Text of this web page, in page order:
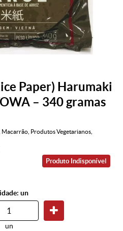
Paper) Harumaki
– 340 gramas
Macarrão Produtos Vegetarianos
Produto Indisponível
un
un